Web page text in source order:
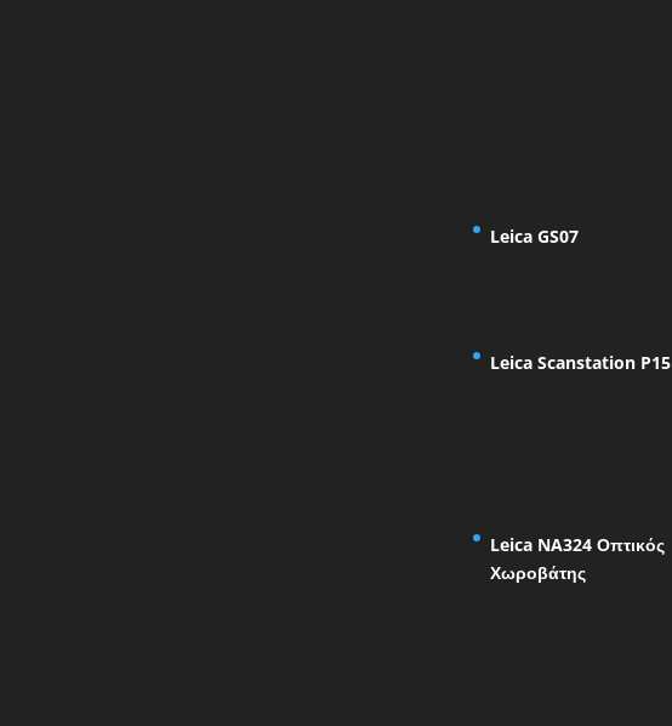
Leica GS07
Leica Scanstation P15
Leica NA324 Οπτικός
Χωροβάτης